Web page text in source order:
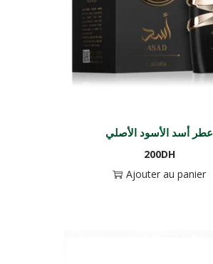
عطر أسد الأسود الأصلي
200DH
Ajouter au panier